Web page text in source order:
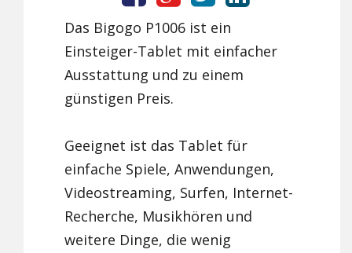
Das Bigogo P1006 ist ein
Einsteiger-Tablet mit einfacher
Ausstattung und zu einem
günstigen Preis.
Geeignet ist das Tablet für
einfache Spiele, Anwendungen,
Videostreaming, Surfen, Internet-
Recherche, Musikhören und
weitere Dinge, die wenig